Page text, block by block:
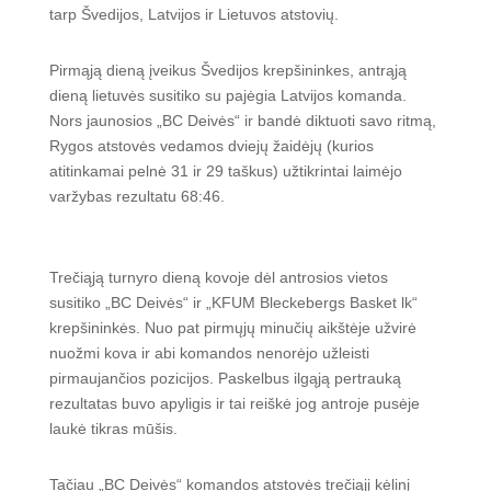
tarp Švedijos, Latvijos ir Lietuvos atstovių.
Pirmąją dieną įveikus Švedijos krepšininkes, antrąją
dieną lietuvės susitiko su pajėgia Latvijos komanda.
Nors jaunosios „BC Deivės“ ir bandė diktuoti savo ritmą,
Rygos atstovės vedamos dviejų žaidėjų (kurios
atitinkamai pelnė 31 ir 29 taškus) užtikrintai laimėjo
varžybas rezultatu 68:46.
Trečiąją turnyro dieną kovoje dėl antrosios vietos
susitiko „BC Deivės“ ir „KFUM Bleckebergs Basket lk“
krepšininkės. Nuo pat pirmųjų minučių aikštėje užvirė
nuožmi kova ir abi komandos nenorėjo užleisti
pirmaujančios pozicijos. Paskelbus ilgąją pertrauką
rezultatas buvo apyligis ir tai reiškė jog antroje pusėje
laukė tikras mūšis.
Tačiau „BC Deivės“ komandos atstovės trečiąjį kėlinį